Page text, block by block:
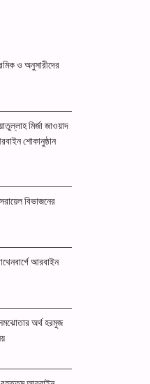
ও অনুসারীদের
মির্জা জাওয়াদ
শোকানুষ্ঠান
বিভাজনের
আরবাইন
অর্থ হরমুজ